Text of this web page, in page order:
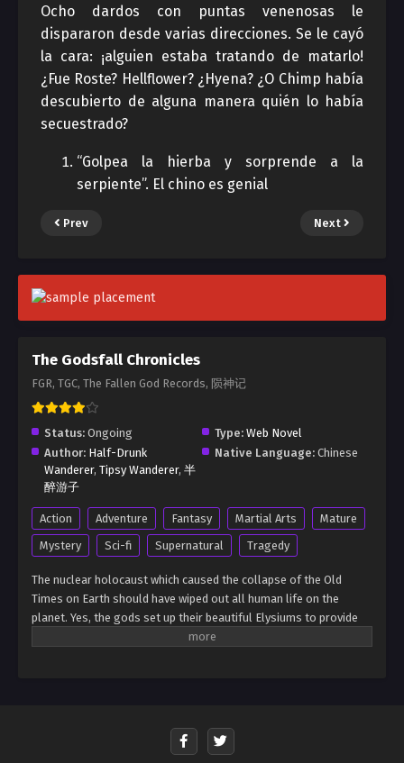
Ocho dardos con puntas venenosas le
dispararon desde varias direcciones. Se le cayó
la cara: ¡alguien estaba tratando de matarlo!
¿Fue Roste? Hellflower? ¿Hyena? ¿O Chimp había
descubierto de alguna manera quién lo había
secuestrado?
“Golpea la hierba y sorprende a la
serpiente”. El chino es genial
Prev Next
The Godsfall Chronicles
FGR, TGC, The Fallen God Records, 陨神记
Status: Ongoing Type: Web Novel
Author: Half-Drunk
Wanderer, Tipsy Wanderer, 半
醉游子
Native Language: Chinese
Action Adventure Fantasy Martial Arts
Mature
Mystery
Sci-fi Supernatural Tragedy
The nuclear holocaust which caused the collapse of the Old
Times on Earth should have wiped out all human life on the
planet. Yes, the gods set up their beautiful Elysiums to provide
sanctuaries for their chosen, but by all rights everyone outside
destined to live out his life scrounging for scraps in the
wasteland ruins. Fate, however, is ever-fickle. A chance meeting